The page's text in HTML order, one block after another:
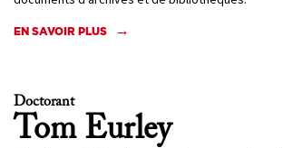
EN SAVOIR PLUS
Doctorant
TomEurley